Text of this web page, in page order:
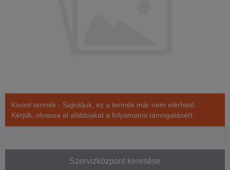
Kivont termék - Sajnáljuk, ez a termék már nem elérhető.
Kérjük, olvassa el alábbiakat a folyamatos támogatásért.
Szervizközpont keresése